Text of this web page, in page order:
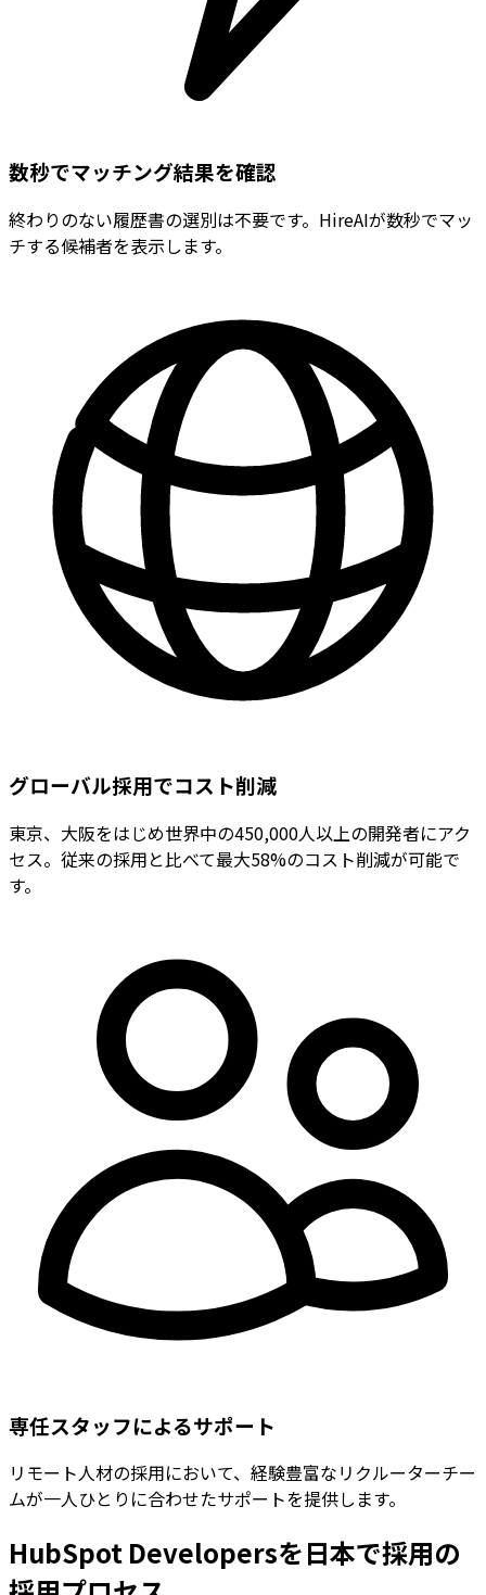
数秒でマッチング結果を確認
終わりのない履歴書の選別は不要です。HireAIが数秒でマッ
チする候補者を表示します。
グローバル採用でコスト削減
東京、大阪をはじめ世界中の450,000人以上の開発者にアク
セス。従来の採用と比べて最大58%のコスト削減が可能で
す。
専任スタッフによるサポート
リモート人材の採用において、経験豊富なリクルーターチー
ムが一人ひとりに合わせたサポートを提供します。
HubSpot Developersを日本で採用の